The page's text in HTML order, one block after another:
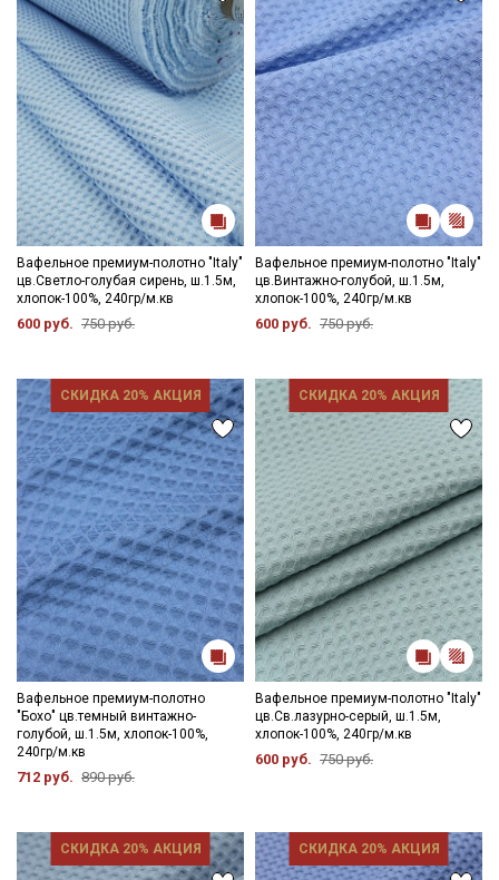
Вафельное премиум-полотно "Italy"
цв.Светло-голубая сирень, ш.1.5м,
хлопок-100%, 240гр/м.кв
600 руб. 750 руб.
Вафельное премиум-полотно "Italy"
цв.Винтажно-голубой, ш.1.5м,
хлопок-100%, 240гр/м.кв
600 руб. 750 руб.
СКИДКА 20% АКЦИЯ
Вафельное премиум-полотно
"Бохо" цв.темный винтажно-
голубой, ш.1.5м, хлопок-100%,
240гр/м.кв
712 руб. 890 руб.
СКИДКА 20% АКЦИЯ
Вафельное премиум-полотно "Italy"
цв.Св.лазурно-серый, ш.1.5м,
хлопок-100%, 240гр/м.кв
600 руб. 750 руб.
СКИДКА 20% АКЦИЯ СКИДКА 20% АКЦИЯ
Электронная почта
Подписаться
Ознакомлен(а) сПолитикой обработки персональных
данныхи даюСогласие на обработку персональных
данных
ДаюСогласие на получение рекламных и
информационных рассылок